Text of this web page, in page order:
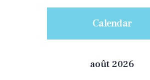
Calendar
août 2026